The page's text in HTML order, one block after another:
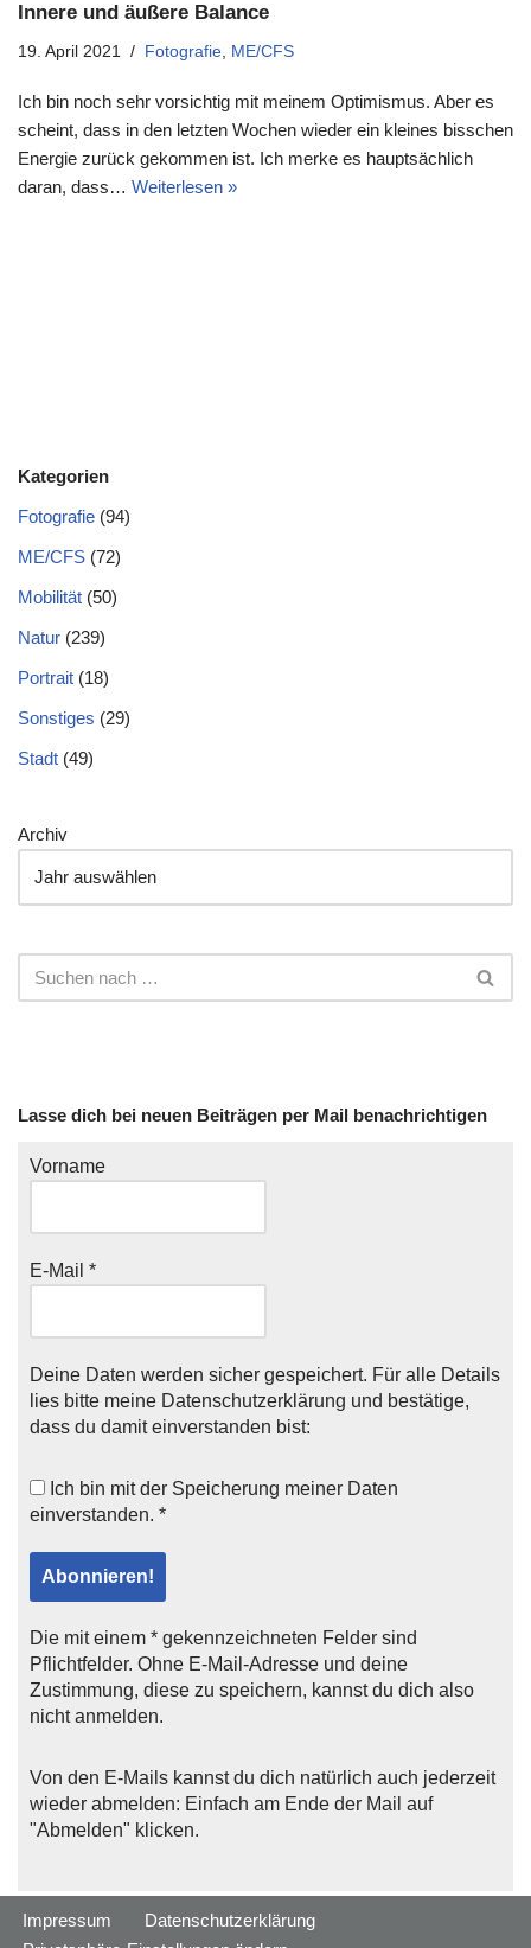
Innere und äußere Balance
19. April 2021 Fotografie, ME/CFS
Ich bin noch sehr vorsichtig mit meinem Optimismus. Aber es
scheint, dass in den letzten Wochen wieder ein kleines bisschen
Energie zurück gekommen ist. Ich merke es hauptsächlich
daran, dass… Weiterlesen »
Kategorien
Fotografie (94)
ME/CFS (72)
Mobilität (50)
Natur (239)
Portrait (18)
Sonstiges (29)
Stadt (49)
Archiv
Lasse dich bei neuen Beiträgen per Mail benachrichtigen
Vorname
E-Mail *
Deine Daten werden sicher gespeichert. Für alle Details
lies bitte meine Datenschutzerklärung und bestätige,
dass du damit einverstanden bist:
Ich bin mit der Speicherung meiner Daten
einverstanden. *
Die mit einem * gekennzeichneten Felder sind
Pflichtfelder. Ohne E-Mail-Adresse und deine
Zustimmung, diese zu speichern, kannst du dich also
nicht anmelden.
Von den E-Mails kannst du dich natürlich auch jederzeit
wieder abmelden: Einfach am Ende der Mail auf
"Abmelden" klicken.
Impressum
Datenschutzerklärung